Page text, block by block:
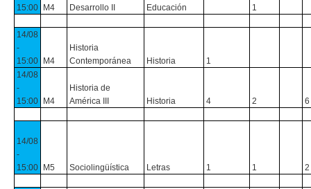
15:00
M4
Desarrollo II
Educación
1
14/08
-
15:00
M4
Historia
Contemporánea
Historia
1
14/08
-
15:00
M4
Historia de
América III
Historia 4 2 6
14/08
-
15:00
M5 Sociolingüística Letras 1 1 2